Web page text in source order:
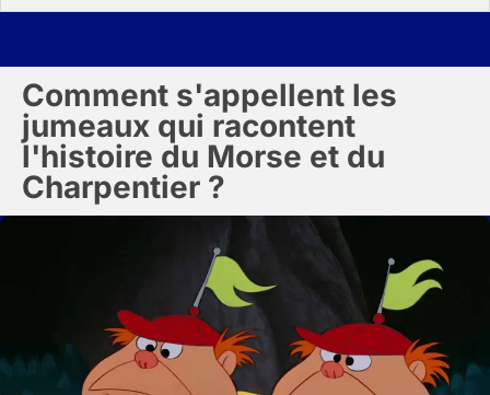
Comment s'appellent les
jumeaux qui racontent
l'histoire du Morse et du
Charpentier ?